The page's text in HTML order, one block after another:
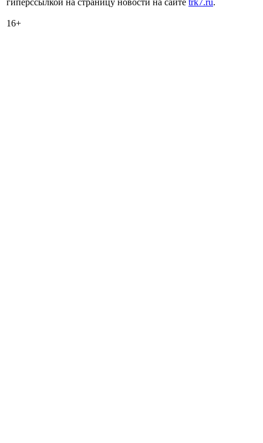
гиперссылкой на страницу новости на сайте trk7.ru.
16+